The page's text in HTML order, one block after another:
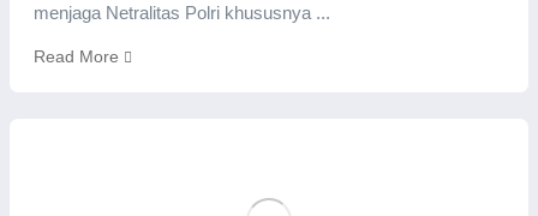
menjaga Netralitas Polri khususnya ...
Read More